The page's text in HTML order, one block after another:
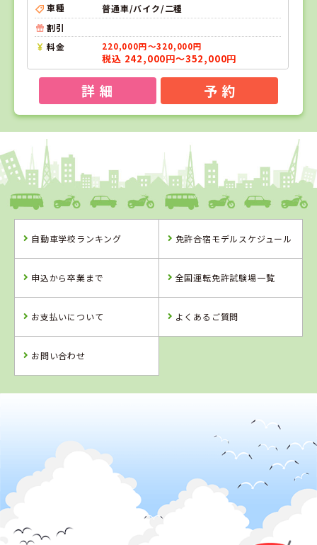
車種
普通車/バイク/二種
割引
料金
220,000円～320,000円
税込 242,000円～352,000円
詳 細 予 約
1
愛媛県
八幡浜自動車教習所
詳 細 予 約
習所
詳 細
ングスクール
詳 細
詳 細
4位
鳥取県
5
岡山県
新倉敷自動車学
高知県
すくも自動車学
自動車学校ランキング 免許合宿モデルスケジュール
申込から卒業まで 全国運転免許試験場一覧
お支払いについて よくあるご質問
お問い合わせ